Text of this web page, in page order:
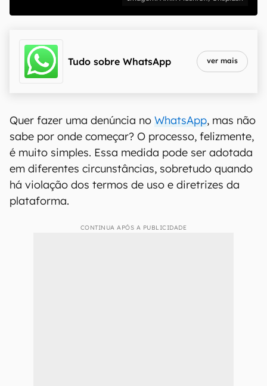
Tudo sobre WhatsApp ver mais
Quer fazer uma denúncia no WhatsApp, mas não
sabe por onde começar? O processo, felizmente,
é muito simples. Essa medida pode ser adotada
em diferentes circunstâncias, sobretudo quando
há violação dos termos de uso e diretrizes da
plataforma.
CONTINUA APÓS A PUBLICIDADE